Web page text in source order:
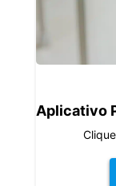
Aplicativo